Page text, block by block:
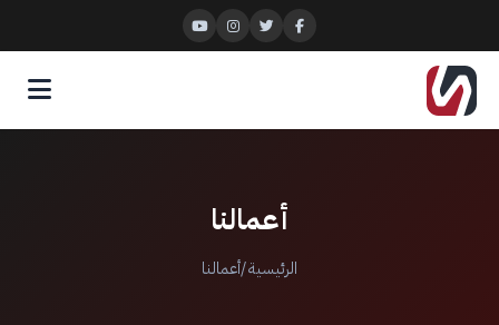
أعمالنا
الرئيسية/أعمالنا